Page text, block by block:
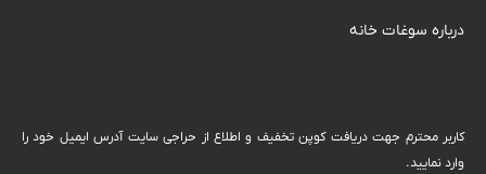
درباره سوغات خانه
كاربر محترم جهت دریافت کوپن تخفیف و اطلاع از حراجی سایت آدرس ایمیل خود را
وارد نمایید.